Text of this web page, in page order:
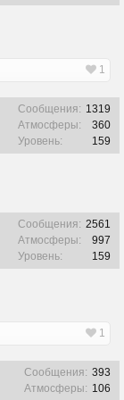
1
Сообщения: 1319
Атмосферы:
360
Уровень:
159
Сообщения: 2561
Атмосферы:
997
Уровень:
159
1
Сообщения: 393
Атмосферы: 106